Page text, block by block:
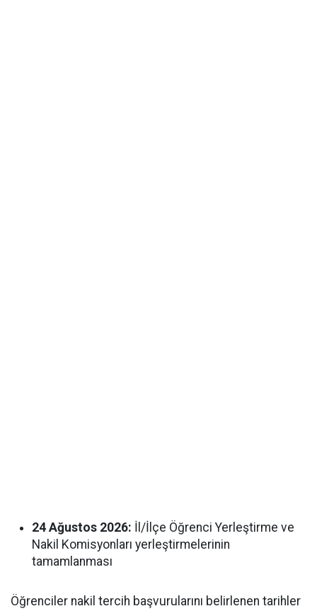
24 Ağustos 2026: İl/İlçe Öğrenci Yerleştirme ve
Nakil Komisyonları yerleştirmelerinin
tamamlanması
Öğrenciler nakil tercih başvurularını belirlenen tarihler